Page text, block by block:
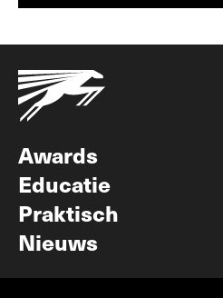
Awards
Educatie
Praktisch
Nieuws